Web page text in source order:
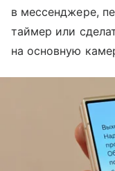
в мессенджере,
таймер или
на основную